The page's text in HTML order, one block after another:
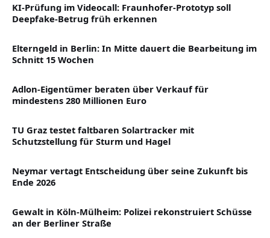
KI-Prüfung im Videocall: Fraunhofer-Prototyp soll
Deepfake-Betrug früh erkennen
Elterngeld in Berlin: In Mitte dauert die Bearbeitung im
Schnitt 15 Wochen
Adlon-Eigentümer beraten über Verkauf für
mindestens 280 Millionen Euro
TU Graz testet faltbaren Solartracker mit
Schutzstellung für Sturm und Hagel
Neymar vertagt Entscheidung über seine Zukunft bis
Ende 2026
Gewalt in Köln-Mülheim: Polizei rekonstruiert Schüsse
an der Berliner Straße